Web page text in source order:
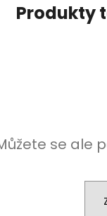
Produkty
se ale